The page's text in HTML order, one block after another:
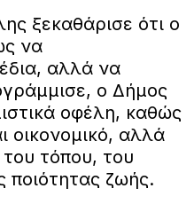
ξεκαθάρισε ότι ο
να
αλλά να
ο Δήμος
οφέλη, καθώς
οικονομικό, αλλά
τόπου, του
ποιότητας ζωής.